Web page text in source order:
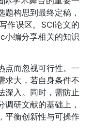
构思到最终定稿，
作误区。SCI论文的
小编分享相关的知识
点而忽视可行性。一
求大，若自身条件不
深入。同时，需防止
研文献的基础上，
平衡创新性与可操作